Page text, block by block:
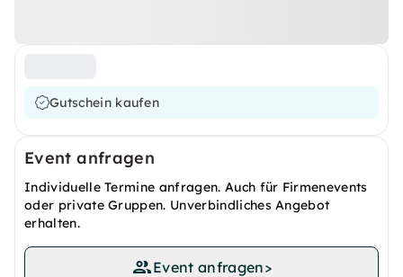
Gutschein kaufen
Event anfragen
Individuelle Termine anfragen. Auch für Firmenevents
oder private Gruppen. Unverbindliches Angebot
erhalten.
Event anfragen>